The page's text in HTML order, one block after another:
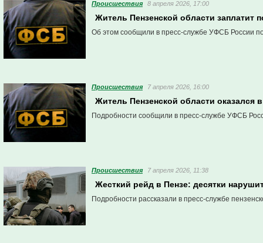
Проиcшествия 8 апреля 2026, 17:00
Житель Пензенской области заплатит
Об этом сообщили в пресс-службе УФСБ России
Проиcшествия 7 апреля 2026, 16:00
Житель Пензенской области оказался
Подробности сообщили в пресс-службе УФСБ
Проиcшествия 7 апреля 2026, 11:38
Жесткий рейд в Пензе: десятки
Подробности рассказали в пресс-службе